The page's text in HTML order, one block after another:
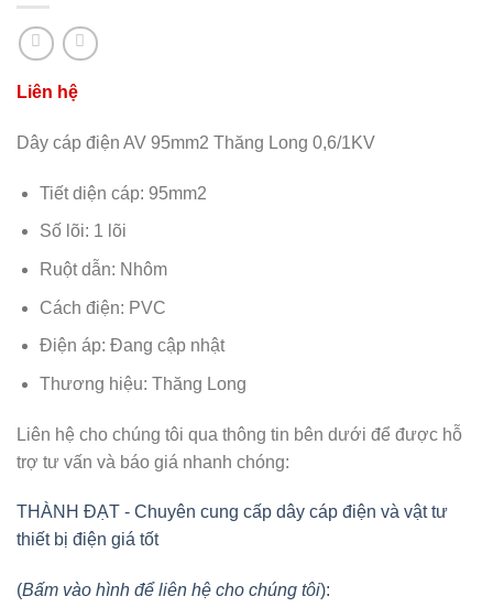
Dây cáp điện AV 95mm2 Thăng Long 0,6/1KV
Tiết diện cáp: 95mm2
Số lõi: 1 lõi
Ruột dẫn: Nhôm
Cách điện: PVC
Điện áp: Đang cập nhật
Thương hiệu: Thăng Long
Liên hệ cho chúng tôi qua thông tin bên dưới để được hỗ
trợ tư vấn và báo giá nhanh chóng:
THÀNH ĐẠT - Chuyên cung cấp dây cáp điện và vật tư
thiết bị điện giá tốt
(Bấm vào hình để liên hệ cho chúng tôi):